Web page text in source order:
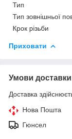
Тип
Тип зовнішньої
Крок різьби
Приховати
Умови доставки
Доставка
Нова Пошта
Гюнсел